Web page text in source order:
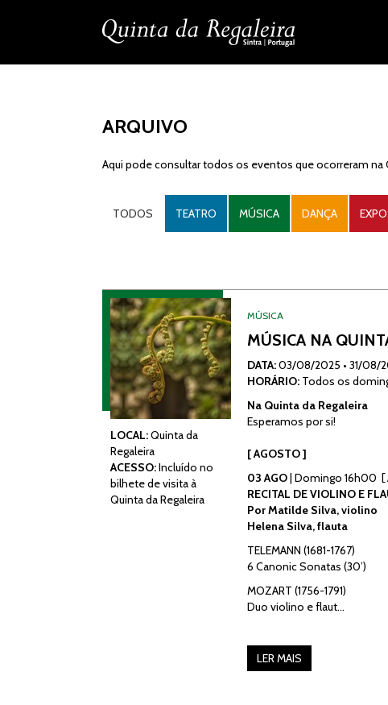
ARQUIVO
Aqui pode consultar todos os eventos que ocorreram na
TODOS TEATRO MÚSICA DANÇA
LOCAL:Quinta da
Regaleira
ACESSO:Incluído no
bilhete de visita à
Quinta da Regaleira
MÚSICA
MÚSICA NA
DATA:03/08/2025 • 31/08/
HORÁRIO: Todos os
Na Quinta da Regaleira
Esperamos por si!
[ AGOSTO ]
03 AGO| Domingo 16h00 [
RECITAL DE VIOLINO E
Por Matilde Silva, violino
Helena Silva, flauta
TELEMANN (1681-1767)
6 Canonic Sonatas (30’)
MOZART (1756-1791)
Duo violino e flaut…
LER MAIS